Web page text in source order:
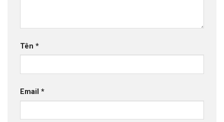
Tên *
Email *